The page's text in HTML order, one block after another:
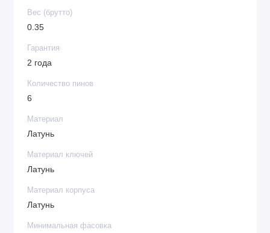
Вес (брутто)
0.35
Гарантия
2 года
Количество пинов
6
Материал
Латунь
Материал ключей
Латунь
Материал корпуса
Латунь
Минимальная фасовка